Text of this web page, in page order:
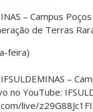
– Campus
de Terras
feira)
–
no YouTube:
live/z29G88Jc1FI